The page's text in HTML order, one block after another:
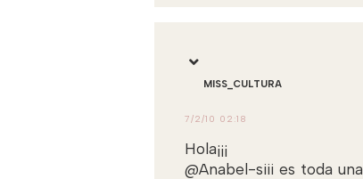
MISS_CULTURA
7/2/10 02:18
Hola¡¡¡
@Anabel-siii es toda